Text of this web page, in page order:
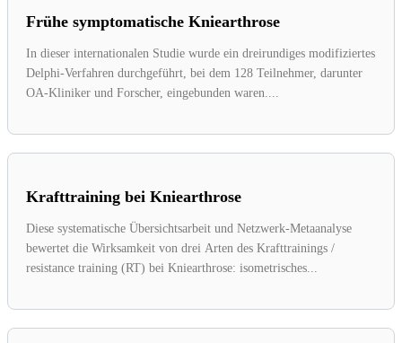
Frühe symptomatische Kniearthrose
In dieser internationalen Studie wurde ein dreirundiges modifiziertes
Delphi-Verfahren durchgeführt, bei dem 128 Teilnehmer, darunter
OA-Kliniker und Forscher, eingebunden waren....
Krafttraining bei Kniearthrose
Diese systematische Übersichtsarbeit und Netzwerk-Metaanalyse
bewertet die Wirksamkeit von drei Arten des Krafttrainings /
resistance training (RT) bei Kniearthrose: isometrisches...